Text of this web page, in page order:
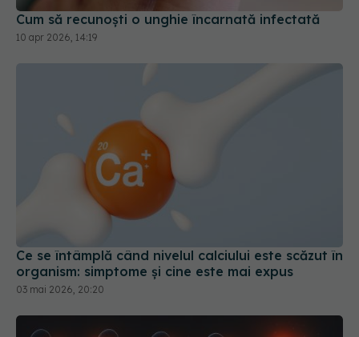
Cum să recunoști o unghie încarnată infectată
10 apr 2026, 14:19
Ce se întâmplă când nivelul calciului este scăzut în
organism: simptome și cine este mai expus
03 mai 2026, 20:20